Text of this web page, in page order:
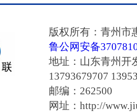
版权所有：青州
鲁公网安备
地址：山东青州
13793679707
邮编：262500
网址：http://